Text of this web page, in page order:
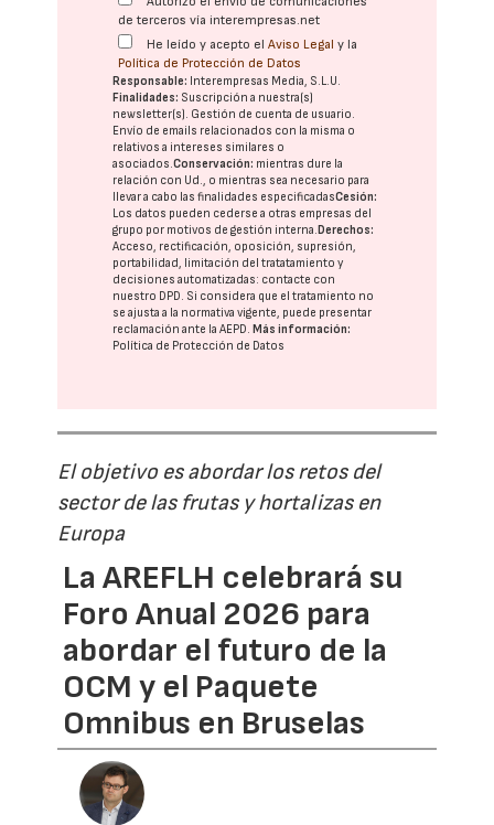
de terceros vía interempresas.net
He leído y acepto elAviso Legal y la
Política de Protección de Datos
Responsable: Interempresas Media, S.L.U.
Finalidades: Suscripción a nuestra(s)
newsletter(s). Gestión de cuenta de usuario.
Envío de emails relacionados con la misma o
relativos a intereses similares o
asociados.Conservación: mientras dure la
relación con Ud., o mientras sea necesario para
llevar a cabo las finalidades especificadasCesión:
Los datos pueden cederse a otras empresas del
grupo por motivos de gestión interna. Derechos:
Acceso, rectificación, oposición, supresión,
portabilidad, limitación del tratatamiento y
decisiones automatizadas: contacte con
nuestro DPD. Si considera que el tratamiento no
se ajusta a la normativa vigente, puede presentar
reclamación ante laAEPD. Más información:
Política de Protección de Datos
El objetivo es abordar los retos del
sector de las frutas y hortalizas en
Europa
La AREFLH celebrará su
Foro Anual 2026 para
abordar el futuro de la
OCM y el Paquete
Omnibus en Bruselas